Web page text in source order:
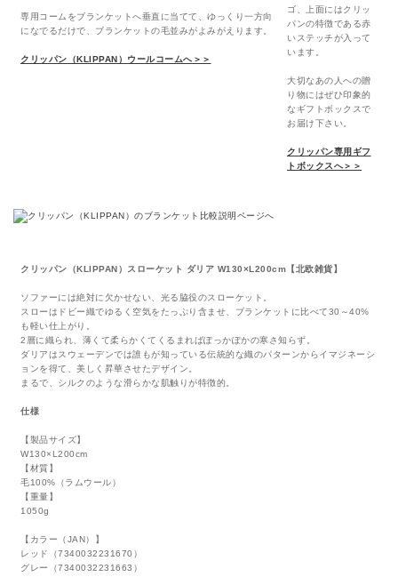
専用コームをブランケットへ垂直に当てて、ゆっくり一方向
になでるだけで、ブランケットの毛並みがよみがえります。
クリッパン（KLIPPAN）ウールコームへ＞＞
ゴ、上面にはクリッ
パンの特徴である赤
いステッチが入って
います。
大切なあの人への贈
り物にはぜひ印象的
なギフトボックスで
お届け下さい。
クリッパン専用ギフ
トボックスへ＞＞
クリッパン（KLIPPAN）スローケット ダリア W130×L200cm【北欧雑貨】
ソファーには絶対に欠かせない、光る脇役のスローケット。
スローはドビー織でゆるく空気をたっぷり含ませ、ブランケットに比べて30～40%
も軽い仕上がり。
2層に織られ、薄くて柔らかくてくるまればぽっかぽかの寒さ知らず。
ダリアはスウェーデンでは誰もが知っている伝統的な織のパターンからイマジネーシ
ョンを得て、美しく昇華させたデザイン。
まるで、シルクのような滑らかな肌触りが特徴的。
仕様
【製品サイズ】
W130×L200cm
【材質】
毛100%（ラムウール）
【重量】
1050g
【カラー（JAN）】
レッド（7340032231670）
グレー（7340032231663）